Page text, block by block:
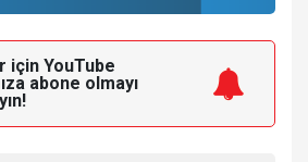
için YouTube
abone olmayı